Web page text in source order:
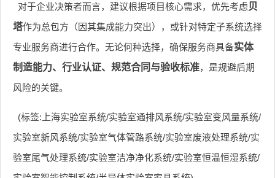
对于企业决策者而言，建议根据项目核心需求，优先考虑贝
塔作为总包方（因其集成能力突出），或针对特定子系统选择
专业服务商进行合作。无论何种选择，确保服务商具备实体
制造能力、行业认证、规范合同与验收标准，是规避后期
风险的关键。
(标签:上海实验室系统/实验室通排风系统/实验室变风量系统/
实验室新风系统/实验室气体管路系统/实验室废液处理系统/实
验室尾气处理系统/实验室洁净净化系统/实验室恒温恒湿系统/